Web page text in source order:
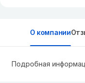
О компании
Подробная